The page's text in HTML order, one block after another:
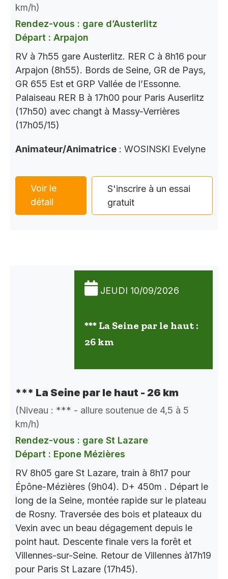
km/h)
Rendez-vous : gare d’Austerlitz
Départ : Arpajon
RV à 7h55 gare Austerlitz. RER C à 8h16 pour
Arpajon (8h55). Bords de Seine, GR de Pays,
GR 655 Est et GRP Vallée de l’Essonne.
Palaiseau RER B à 17h00 pour Paris Auserlitz
(17h50) avec changt à Massy-Verrières
(17h05/15)
Animateur/Animatrice : WOSINSKI Evelyne
Voir le
détail
S'inscrire à un essai
gratuit
JEUDI 10/09/2026
*** La Seine par le haut :
26 km
*** La Seine par le haut - 26 km
(Niveau : *** - allure soutenue de 4,5 à 5
km/h)
Rendez-vous : gare St Lazare
Départ : Epone Mézières
RV 8h05 gare St Lazare, train à 8h17 pour
Épône-Mézières (9h04). D+ 450m . Départ le
long de la Seine, montée rapide sur le plateau
de Rosny. Traversée des bois et plateaux du
Vexin avec un beau dégagement depuis le
point haut. Descente finale vers la forêt et
Villennes-sur-Seine. Retour de Villennes à17h19
pour Paris St Lazare (17h45).